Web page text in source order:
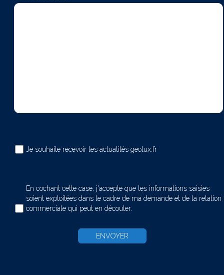
Je souhaite recevoir les actualités geolux.fr
En cochant cette case, j'accepte que les informations saisies
soient exploitées dans le cadre de ma demande et de la relation
commerciale qui peut en découler.